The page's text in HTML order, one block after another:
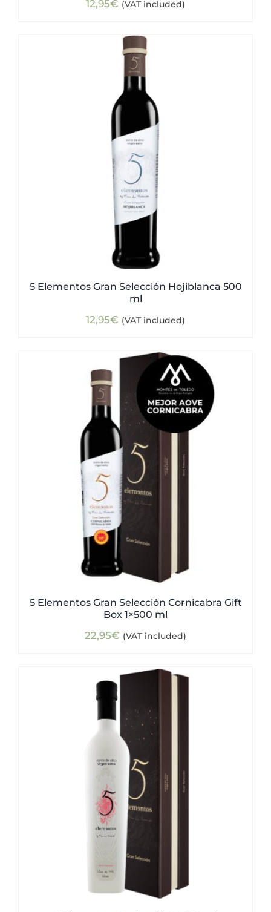
12,95€ (VAT included)
5 Elementos Gran Selección Hojiblanca 500
ml
12,95€ (VAT included)
5 Elementos Gran Selección Cornicabra Gift
Box 1×500 ml
22,95€ (VAT included)